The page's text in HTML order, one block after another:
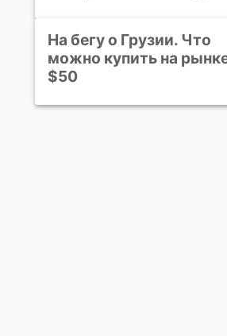
На бегу о Грузии. Что
можно купить на
$50